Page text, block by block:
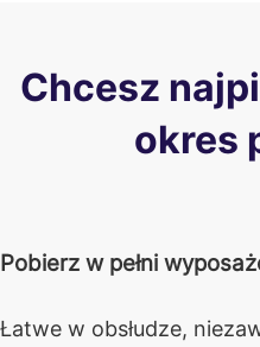
Chcesz
okres
Pobierz w pełni
Łatwe w obsłudze,